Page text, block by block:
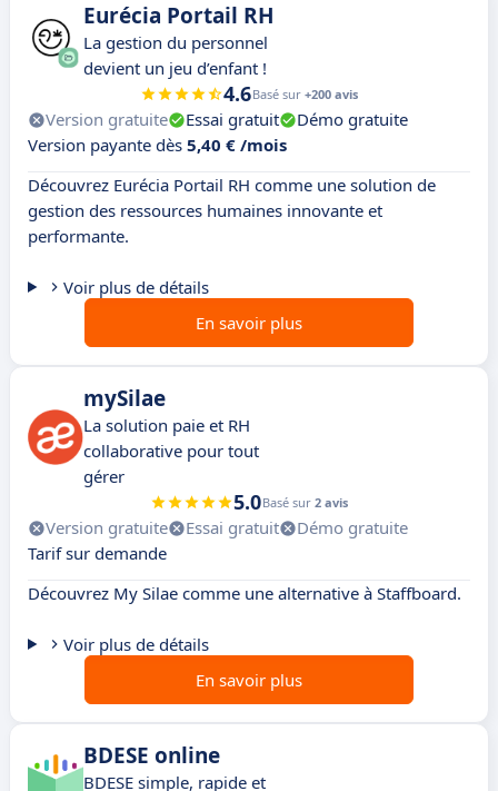
Eurécia Portail RH
La gestion du personnel
devient un jeu d’enfant !
4.6Basé sur +200 avis
Version gratuite Essai gratuit
Démo gratuite
Version payante dès 5,40 € /mois
Découvrez Eurécia Portail RH comme une solution de
gestion des ressources humaines innovante et
performante.
Voir plus de détails
En savoir plus
mySilae
La solution paie et RH
collaborative pour tout
gérer
5.0Basé sur 2 avis
Version gratuite Essai gratuit
Démo gratuite
Tarif sur demande
Découvrez My Silae comme une alternative à Staffboard.
Voir plus de détails
En savoir plus
BDESE online
BDESE simple, rapide et